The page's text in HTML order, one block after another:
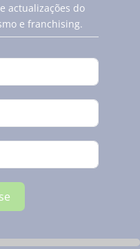
actualizações do
e franchising.